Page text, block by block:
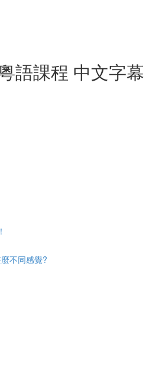
語課程 中文字幕
不同感覺?